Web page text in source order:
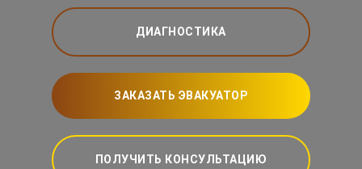
ДИАГНОСТИКА
ЗАКАЗАТЬ ЭВАКУАТОР
ПОЛУЧИТЬ КОНСУЛЬТАЦИЮ